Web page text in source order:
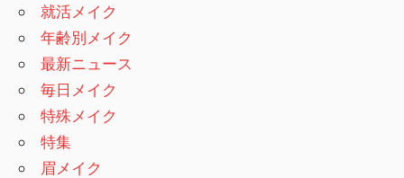
就活メイク
年齢別メイク
最新ニュース
毎日メイク
特殊メイク
特集
眉メイク